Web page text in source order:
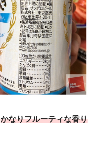
かなりフルーティな香り